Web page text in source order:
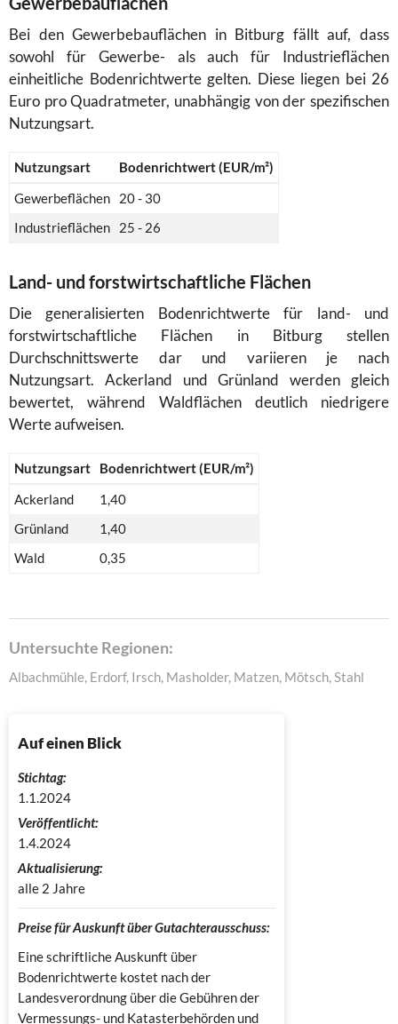
Bei den Gewerbebauflächen in Bitburg fällt auf, dass
sowohl für Gewerbe- als auch für Industrieflächen
einheitliche Bodenrichtwerte gelten. Diese liegen bei 26
Euro pro Quadratmeter, unabhängig von der spezifischen
Nutzungsart.
Nutzungsart
Bodenrichtwert (EUR/m²)
Gewerbeflächen
20 - 30
Industrieflächen
25 - 26
Land- und forstwirtschaftliche Flächen
Die generalisierten Bodenrichtwerte für land- und
forstwirtschaftliche Flächen in Bitburg stellen
Durchschnittswerte dar und variieren je nach
Nutzungsart. Ackerland und Grünland werden gleich
bewertet, während Waldflächen deutlich niedrigere
Werte aufweisen.
Nutzungsart
Bodenrichtwert (EUR/m²)
Ackerland
1,40
Grünland
1,40
Wald
0,35
Untersuchte Regionen:
Albachmühle, Erdorf, Irsch, Masholder, Matzen, Mötsch, Stahl
Auf einen Blick
Stichtag:
1.1.2024
Veröffentlicht:
1.4.2024
Aktualisierung:
alle 2 Jahre
Preise für Auskunft über Gutachterausschuss:
Eine schriftliche Auskunft über
Bodenrichtwerte kostet nach der
Landesverordnung über die Gebühren der
Vermessungs- und Katasterbehörden und